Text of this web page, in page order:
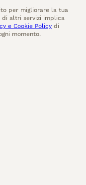
per migliorare la tua
di altri servizi implica
e Cookie Policy di
momento.